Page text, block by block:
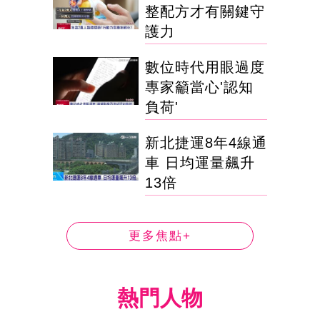
整配方才有關鍵守
護力
數位時代用眼過度
專家籲當心'認知
負荷'
新北捷運8年4線通
車 日均運量飆升
13倍
更多焦點+
熱門人物